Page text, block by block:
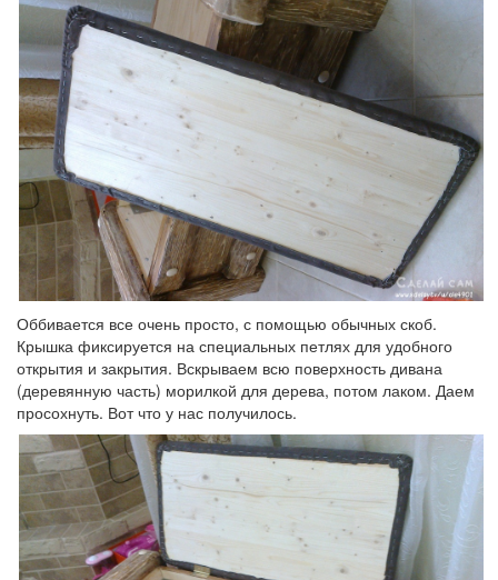
Оббивается все очень просто, с помощью обычных скоб.
Крышка фиксируется на специальных петлях для удобного
открытия и закрытия. Вскрываем всю поверхность дивана
(деревянную часть) морилкой для дерева, потом лаком. Даем
просохнуть. Вот что у нас получилось.